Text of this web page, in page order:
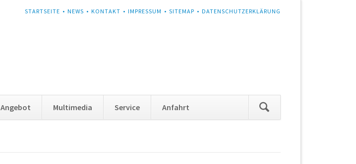
NAVIGATION
STARTSEITE NEWS KONTAKT IMPRESSUM SITEMAP DATENSCHUTZERKLÄRUNG
überspringen
Angebot Multimedia Service Anfahrt